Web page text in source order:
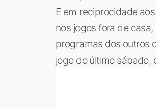
E em reciprocidade
nos jogos fora de
programas dos outros
jogo do último sábado,